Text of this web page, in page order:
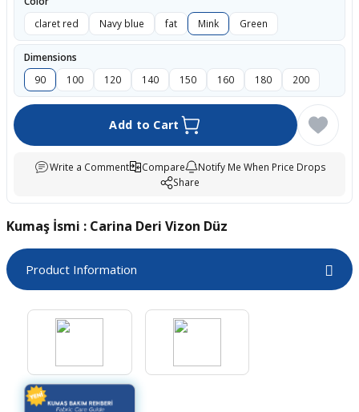
claret red
Navy blue fat Mink Green
Dimensions
90
100 120 140 150 160 180 200
Add to Cart
Write a Comment Compare
Notify Me When Price Drops
Share
Kumaş İsmi : Carina Deri Vizon Düz
Product Information